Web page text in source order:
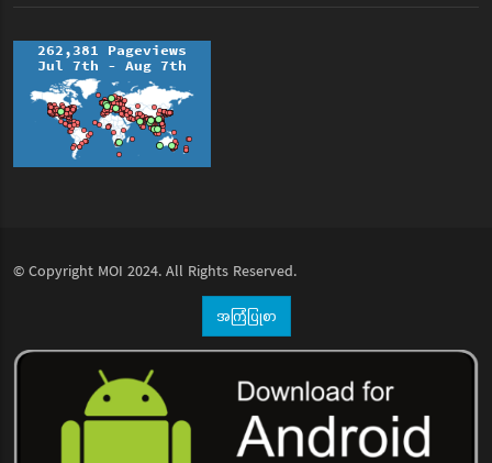
© Copyright MOI 2024. All Rights Reserved.
အကြံပြုစာ